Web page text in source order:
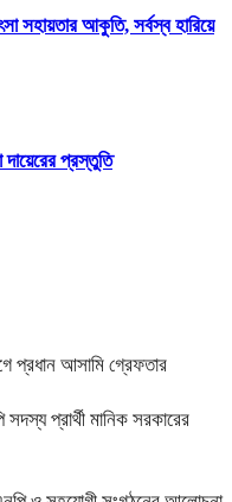
সহায়তার আকুতি, সর্বস্ব হারিয়ে
প্রস্তুতি
প্রধান আসামি গ্রেফতার
প্রার্থী মানিক সরকারের